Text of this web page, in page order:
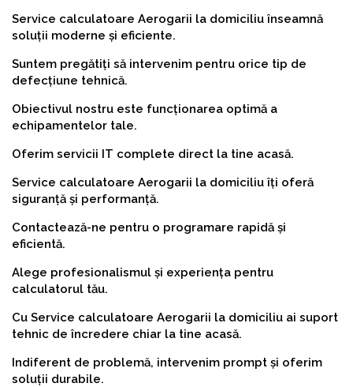
Service calculatoare Aerogarii la domiciliu înseamnă
soluții moderne și eficiente.
Suntem pregătiți să intervenim pentru orice tip de
defecțiune tehnică.
Obiectivul nostru este funcționarea optimă a
echipamentelor tale.
Oferim servicii IT complete direct la tine acasă.
Service calculatoare Aerogarii la domiciliu îți oferă
siguranță și performanță.
Contactează-ne pentru o programare rapidă și
eficientă.
Alege profesionalismul și experiența pentru
calculatorul tău.
Cu Service calculatoare Aerogarii la domiciliu ai suport
tehnic de încredere chiar la tine acasă.
Indiferent de problemă, intervenim prompt și oferim
soluții durabile.